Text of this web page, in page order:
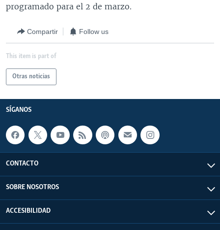
programado para el 2 de marzo.
Compartir Follow us
This item is part of
Otras noticias
SÍGANOS
CONTACTO
SOBRE NOSOTROS
ACCESIBILIDAD